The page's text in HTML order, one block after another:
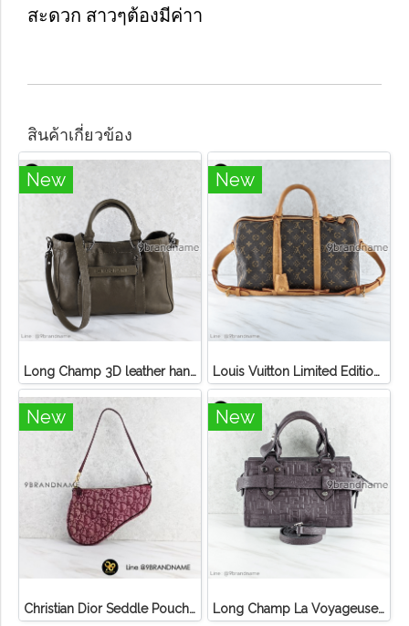
สะดวก สาวๆต้องมีค่าา
สินค้าเกี่ยวข้อง
New
Long Champ 3D leather handbag
New
Louis Vuitton Limited Edition Monogram Canvas Sofia Coppola SC Bag
New
Christian Dior Seddle Pouch Accessory Hand Bag
New
Long Champ La Voyageuse Bag Leather